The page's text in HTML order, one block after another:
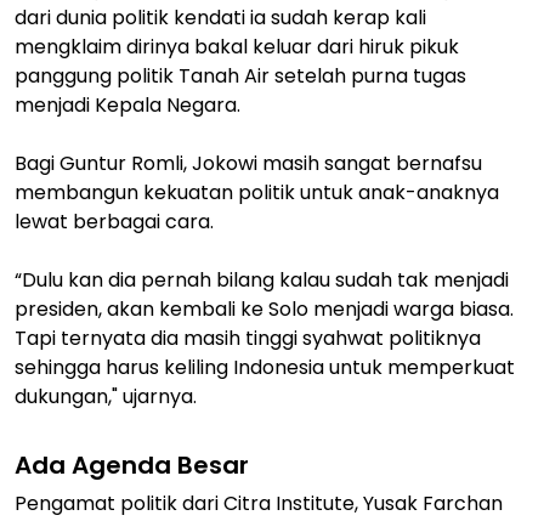
dari dunia politik kendati ia sudah kerap kali
mengklaim dirinya bakal keluar dari hiruk pikuk
panggung politik Tanah Air setelah purna tugas
menjadi Kepala Negara.
Bagi Guntur Romli, Jokowi masih sangat bernafsu
membangun kekuatan politik untuk anak-anaknya
lewat berbagai cara.
“Dulu kan dia pernah bilang kalau sudah tak menjadi
presiden, akan kembali ke Solo menjadi warga biasa.
Tapi ternyata dia masih tinggi syahwat politiknya
sehingga harus keliling Indonesia untuk memperkuat
dukungan," ujarnya.
Ada Agenda Besar
Pengamat politik dari Citra Institute, Yusak Farchan